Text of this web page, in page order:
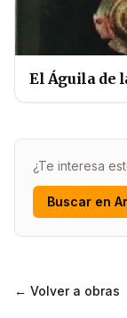
El Águila de
¿Te interesa
Buscar en
← Volver a obras